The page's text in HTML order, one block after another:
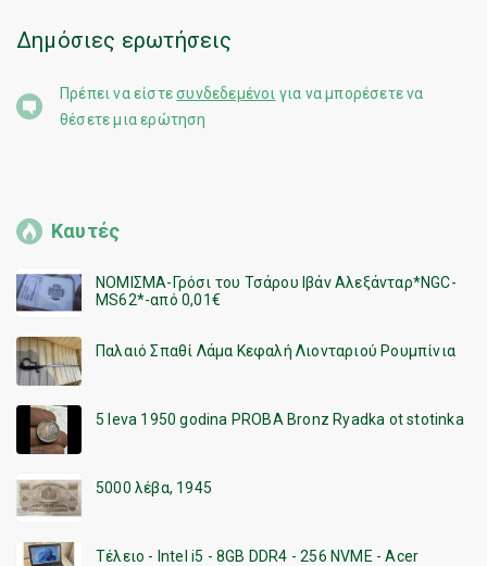
Δημόσιες ερωτήσεις
Πρέπει να είστεσυνδεδεμένοι για να μπορέσετε να
θέσετε μια ερώτηση
Καυτές
ΝΟΜΙΣΜΑ-Γρόσι του Τσάρου Ιβάν Αλεξάνταρ*NGC-
MS62*-από 0,01€
Παλαιό Σπαθί Λάμα Κεφαλή Λιονταριού Ρουμπίνια
5 leva 1950 godina PROBA Bronz Ryadka ot stotinka
5000 λέβα, 1945
Τέλειο - Intel i5 - 8GB DDR4 - 256 NVME - Acer